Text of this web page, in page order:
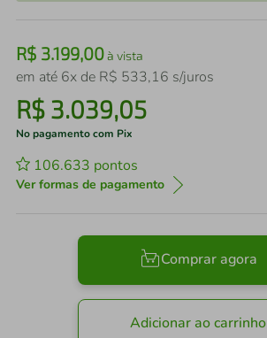
R$ 3.199,00à vista
em até 6x de R$ 533,16 s/juros
R$ 3.039,05
No pagamento com Pix
106.633 pontos
Ver formas de pagamento
Comprar agora
Adicionar ao carrinho